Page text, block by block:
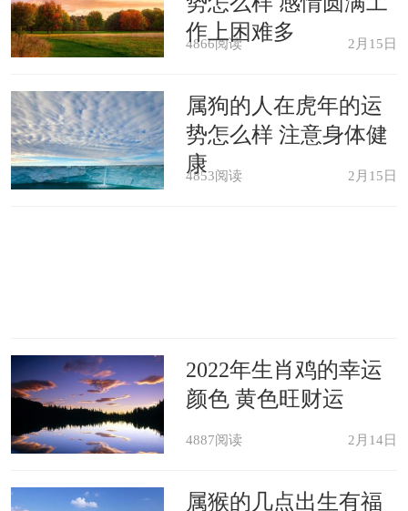
作上困难多
4866阅读 2月15日
属狗的人在虎年的运
势怎么样 注意身体健
康
4853阅读 2月15日
2022年生肖鸡的幸运
颜色 黄色旺财运
4887阅读 2月14日
属猴的几点出生有福